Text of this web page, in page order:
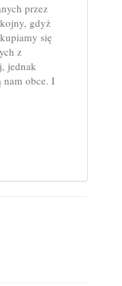
przez
gdyż
się
z
jednak
nam obce. I